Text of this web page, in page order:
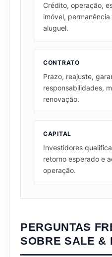
Crédito, operação,
imóvel,
aluguel.
CONTRATO
Prazo, reajuste,
responsabilidades,
renovação.
CAPITAL
Investidores
retorno esperado e
operação.
PERGUNTAS
SOBRE SALE &